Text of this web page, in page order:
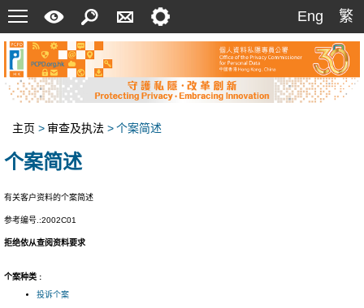
菜
单
速
指
南
索
络
我
定
Eng
繁
繁
主页 > 审查及执法 >个案简述
个案简述
有关客户资料的个案简述
参考编号.:2002C01
拒绝依从查阅资料要求
个案种类 :
投诉个案